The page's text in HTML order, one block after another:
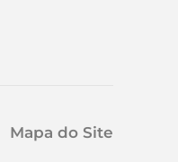
Mapa do Site